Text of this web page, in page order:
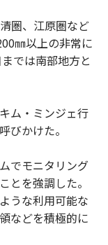
圏、江原圏など
㎜以上の非常に
では南部地方と
ム・ミンジェ行
びかけた。
でモニタリング
とを強調した。
うな利用可能な
などを積極的に